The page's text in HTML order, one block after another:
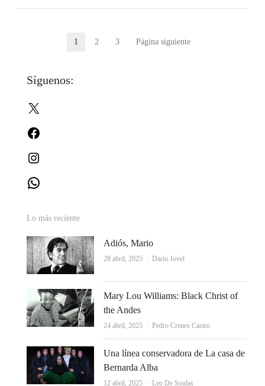
Paginación
entradas
Página
1 Página
2 Página
3 Página siguiente
Síguenos:
Lo más reciente
Adiós, Mario
28 abril, 2025 Autor
Darío Jovel
Mary Lou Williams: Black Christ of
the Andes
24 abril, 2025 Autor
Pedro Crenes Castro
Una línea conservadora de La casa de
Bernarda Alba
12 abril, 2025 Autor
Leo De Soulas